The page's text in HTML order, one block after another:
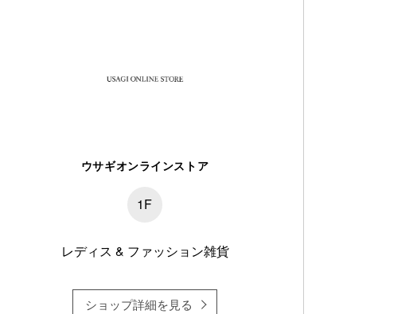
ウサギオンラインストア
1F
レディス & ファッション雑貨
ショップ詳細を見る